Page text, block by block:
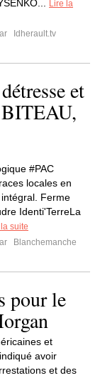
Lire la
Idherault.tv
et
#PAC
locales en
Ferme
Identi'TerreLa
suite
Blanchemanche
pour le
et
avoir
et des